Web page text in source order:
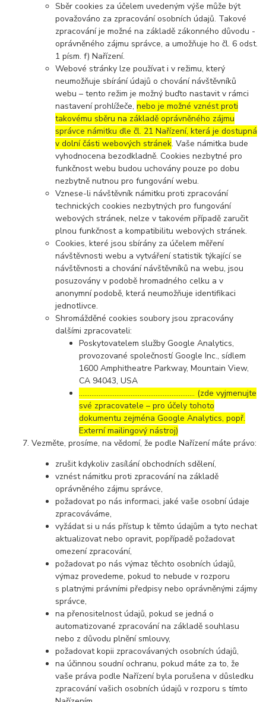
Sběr cookies za účelem uvedeným výše může být
považováno za zpracování osobních údajů. Takové
zpracování je možné na základě zákonného důvodu -
oprávněného zájmu správce, a umožňuje ho čl. 6 odst.
1 písm. f) Nařízení.
Webové stránky lze používat i v režimu, který
neumožňuje sbírání údajů o chování návštěvníků
webu – tento režim je možný buďto nastavit v rámci
nastavení prohlížeče,nebo je možné vznést proti
takovému sběru na základě oprávněného zájmu
správce námitku dle čl. 21 Nařízení, která je dostupná
v dolní části webových stránek. Vaše námitka bude
vyhodnocena bezodkladně. Cookies nezbytné pro
funkčnost webu budou uchovány pouze po dobu
nezbytně nutnou pro fungování webu.
Vznese-li návštěvník námitku proti zpracování
technických cookies nezbytných pro fungování
webových stránek, nelze v takovém případě zaručit
plnou funkčnost a kompatibilitu webových stránek.
Cookies, které jsou sbírány za účelem měření
návštěvnosti webu a vytváření statistik týkající se
návštěvnosti a chování návštěvníků na webu, jsou
posuzovány v podobě hromadného celku a v
anonymní podobě, která neumožňuje identifikaci
jednotlivce.
Shromážděné cookies soubory jsou zpracovány
dalšími zpracovateli:
Poskytovatelem služby Google Analytics,
provozované společností Google Inc., sídlem
1600 Amphitheatre Parkway, Mountain View,
CA 94043, USA
……………………………………………………..… (zde vyjmenujte
své zpracovatele – pro účely tohoto
dokumentu zejména Google Analytics, popř.
Externí mailingový nástroj)
Vezměte, prosíme, na vědomí, že podle Nařízení máte právo:
zrušit kdykoliv zasílání obchodních sdělení,
vznést námitku proti zpracování na základě
oprávněného zájmu správce,
požadovat po nás informaci, jaké vaše osobní údaje
zpracováváme,
vyžádat si u nás přístup k těmto údajům a tyto nechat
aktualizovat nebo opravit, popřípadě požadovat
omezení zpracování,
požadovat po nás výmaz těchto osobních údajů,
výmaz provedeme, pokud to nebude v rozporu
s platnými právními předpisy nebo oprávněnými zájmy
správce,
na přenositelnost údajů, pokud se jedná o
automatizované zpracování na základě souhlasu
nebo z důvodu plnění smlouvy,
požadovat kopii zpracovávaných osobních údajů,
na účinnou soudní ochranu, pokud máte za to, že
vaše práva podle Nařízení byla porušena v důsledku
zpracování vašich osobních údajů v rozporu s tímto